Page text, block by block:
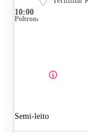
10:00
Poltrona
Semi-leito